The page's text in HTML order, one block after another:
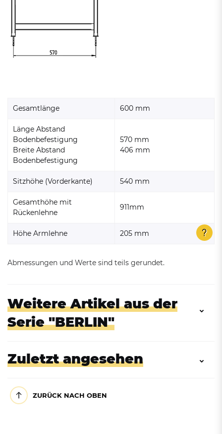
Gesamtlänge 600 mm
Länge Abstand
Bodenbefestigung
Breite Abstand
Bodenbefestigung
570 mm
406 mm
Sitzhöhe (Vorderkante) 540 mm
Gesamthöhe mit
Rückenlehne
911mm
Höhe Armlehne 205 mm
Abmessungen und Werte sind teils gerundet.
Weitere Artikel aus der
Serie "BERLIN"
Zuletzt angesehen
ZURÜCK NACH OBEN